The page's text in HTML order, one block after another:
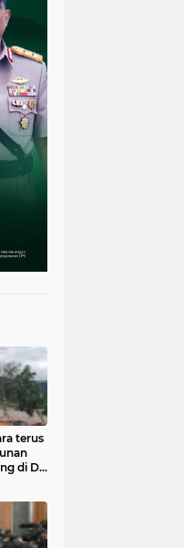
terus
di Ds.